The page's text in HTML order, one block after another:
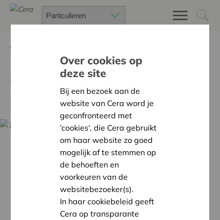
Webinar: Communiceren
met mensen met dementie
Over cookies op
deze site
Bij een bezoek aan de
website van Cera word je
geconfronteerd met
’cookies‘, die Cera gebruikt
om haar website zo goed
mogelijk af te stemmen op
de behoeften en
voorkeuren van de
websitebezoeker(s).
In haar cookiebeleid geeft
Cera op transparante